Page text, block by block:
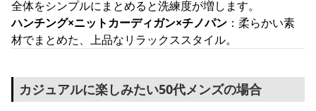
全体をシンプルにまとめると洗練度が増します。
ハンチング×ニットカーディガン×チノパン ：柔らかい素
材でまとめた、上品なリラックススタイル。
カジュアルに楽しみたい50代メンズの場合